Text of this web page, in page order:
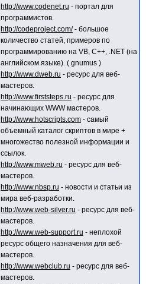
http://www.codenet.ru - портал для
программистов.
http://codeproject.com/- большое
количество статей, примеров по
программированию на VB, C++, .NET (на
английском языке). ( gnumus )
http://www.dweb.ru - ресурс для веб-
мастеров.
http://www.firststeps.ru - ресурс для
начинающих WWW мастеров.
http://www.hotscripts.com - самый
объемный каталог скриптов в мире +
многожество полезной информации и
ссылок.
http://www.mweb.ru - ресурс для веб-
мастеров.
http://www.nbsp.ru - новости и статьи из
мира веб-разработки.
http://www.web-silver.ru - ресурс для веб-
мастеров.
http://www.web-support.ru - неплохой
ресурс общего назначения для веб-
мастеров.
http://www.webclub.ru - ресурс для веб-
мастеров.